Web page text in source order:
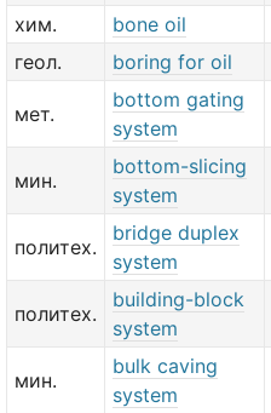
хим.
bone oil
геол.
boring for oil
мет.
bottom gating
system
мин.
bottom-slicing
system
политех.
bridge duplex
system
политех.
building-block
system
мин.
bulk caving
system